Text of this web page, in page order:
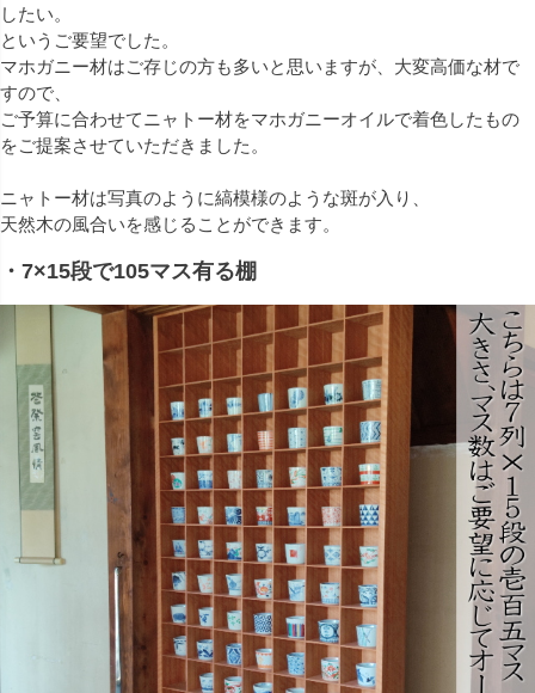
したい。
というご要望でした。
マホガニー材はご存じの方も多いと思いますが、大変高価な材で
すので、
ご予算に合わせてニャトー材をマホガニーオイルで着色したもの
をご提案させていただきました。
ニャトー材は写真のように縞模様のような斑が入り、
天然木の風合いを感じることができます。
・7×15段で105マス有る棚